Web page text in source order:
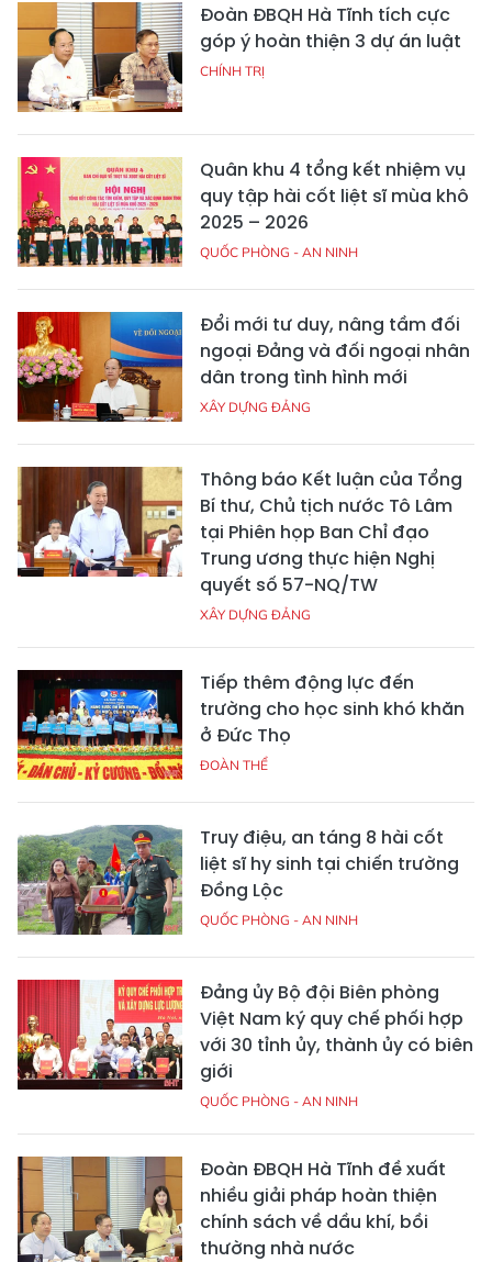
Đoàn ĐBQH Hà Tĩnh tích cực
góp ý hoàn thiện 3 dự án luật
CHÍNH TRỊ
Quân khu 4 tổng kết nhiệm vụ
quy tập hài cốt liệt sĩ mùa khô
2025 – 2026
QUỐC PHÒNG - AN NINH
Đổi mới tư duy, nâng tầm đối
ngoại Đảng và đối ngoại nhân
dân trong tình hình mới
XÂY DỰNG ĐẢNG
Thông báo Kết luận của Tổng
Bí thư, Chủ tịch nước Tô Lâm
tại Phiên họp Ban Chỉ đạo
Trung ương thực hiện Nghị
quyết số 57-NQ/TW
XÂY DỰNG ĐẢNG
Tiếp thêm động lực đến
trường cho học sinh khó khăn
ở Đức Thọ
ĐOÀN THỂ
Truy điệu, an táng 8 hài cốt
liệt sĩ hy sinh tại chiến trường
Đồng Lộc
QUỐC PHÒNG - AN NINH
Đảng ủy Bộ đội Biên phòng
Việt Nam ký quy chế phối hợp
với 30 tỉnh ủy, thành ủy có biên
giới
QUỐC PHÒNG - AN NINH
Đoàn ĐBQH Hà Tĩnh đề xuất
nhiều giải pháp hoàn thiện
chính sách về dầu khí, bồi
thường nhà nước